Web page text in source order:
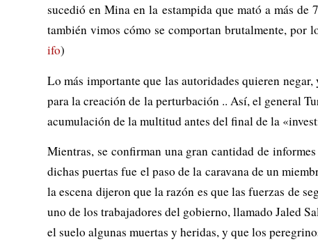
sucedió en Mina en la estampida que mató a más
también vimos cómo se comportan brutalmente, por
ifo)
Lo más importante que las autoridades quieren
para la creación de la perturbación .. Así, el general
acumulación de la multitud antes del final de la
Mientras, se confirman una gran cantidad de
dichas puertas fue el paso de la caravana de un
la escena dijeron que la razón es que las fuerzas de
uno de los trabajadores del gobierno, llamado Jaled
el suelo algunas muertas y heridas, y que los